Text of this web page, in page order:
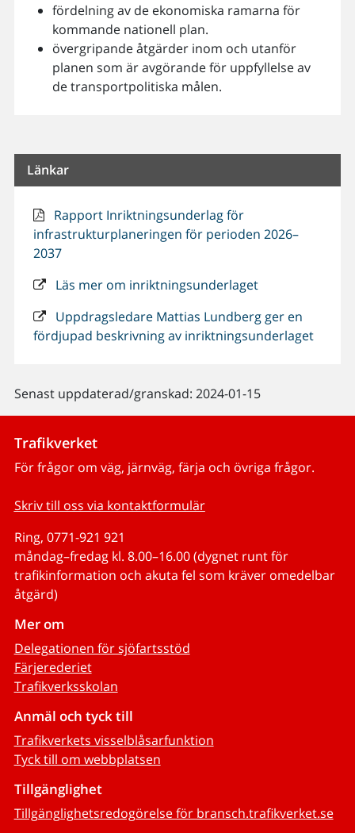
fördelning av de ekonomiska ramarna för
kommande nationell plan.
övergripande åtgärder inom och utanför
planen som är avgörande för uppfyllelse av
de transportpolitiska målen.
Länkar
Rapport Inriktningsunderlag för
infrastrukturplaneringen för perioden 2026–
2037
Läs mer om inriktningsunderlaget
Uppdragsledare Mattias Lundberg ger en
fördjupad beskrivning av inriktningsunderlaget
Senast uppdaterad/granskad: 2024-01-15
Trafikverket
För frågor om väg, järnväg, färja och övriga frågor.
Skriv till oss via kontaktformulär
Ring, 0771-921 921
måndag–fredag kl. 8.00–16.00 (dygnet runt för
trafikinformation och akuta fel som kräver omedelbar
åtgärd)
Mer om
Delegationen för sjöfartsstöd
Färjerederiet
Trafikverksskolan
Anmäl och tyck till
Trafikverkets visselblåsarfunktion
Tyck till om webbplatsen
Tillgänglighet
Tillgänglighetsredogörelse för bransch.trafikverket.se